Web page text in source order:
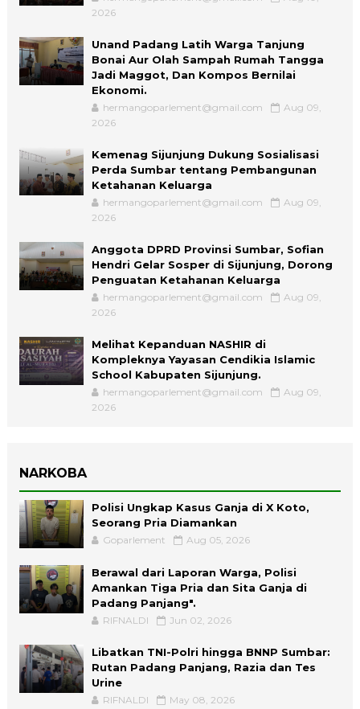
2026
Unand Padang Latih Warga Tanjung
Bonai Aur Olah Sampah Rumah Tangga
Jadi Maggot, Dan Kompos Bernilai
Ekonomi.
hermangoparlement@gmail.com
Aug 09,
2026
Kemenag Sijunjung Dukung Sosialisasi
Perda Sumbar tentang Pembangunan
Ketahanan Keluarga
hermangoparlement@gmail.com
Aug 09,
2026
Anggota DPRD Provinsi Sumbar, Sofian
Hendri Gelar Sosper di Sijunjung, Dorong
Penguatan Ketahanan Keluarga
hermangoparlement@gmail.com
Aug 09,
2026
Melihat Kepanduan NASHIR di
Kompleknya Yayasan Cendikia Islamic
School Kabupaten Sijunjung.
hermangoparlement@gmail.com
Aug 09,
2026
NARKOBA
Polisi Ungkap Kasus Ganja di X Koto,
Seorang Pria Diamankan
Goparlement Aug 05, 2026
Berawal dari Laporan Warga, Polisi
Amankan Tiga Pria dan Sita Ganja di
Padang Panjang".
RIFNALDI Jun 02, 2026
Libatkan TNI-Polri hingga BNNP Sumbar:
Rutan Padang Panjang, Razia dan Tes
Urine
RIFNALDI May 08, 2026